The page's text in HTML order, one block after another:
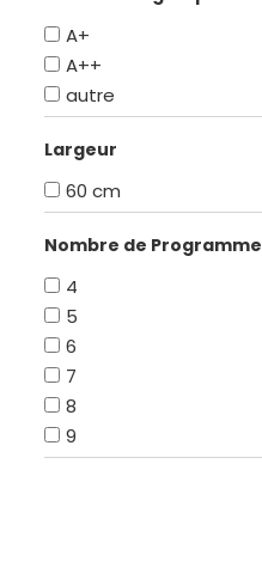
A+
A++
autre
Largeur
60 cm
Nombre de Programme
4
5
6
7
8
9